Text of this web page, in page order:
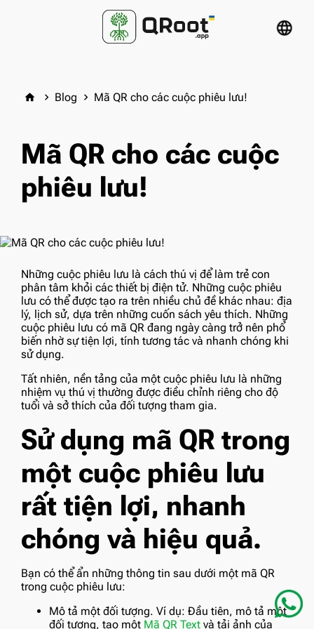
language
home keyboard_arrow_right Blog keyboard_arrow_right Mã QR cho các cuộc phiêu lưu!
Mã QR cho các cuộc
phiêu lưu!
Những cuộc phiêu lưu là cách thú vị để làm trẻ con
phân tâm khỏi các thiết bị điện tử. Những cuộc phiêu
lưu có thể được tạo ra trên nhiều chủ đề khác nhau: địa
lý, lịch sử, dựa trên những cuốn sách yêu thích. Những
cuộc phiêu lưu có mã QR đang ngày càng trở nên phổ
biến nhờ sự tiện lợi, tính tương tác và nhanh chóng khi
sử dụng.
Tất nhiên, nền tảng của một cuộc phiêu lưu là những
nhiệm vụ thú vị thường được điều chỉnh riêng cho độ
tuổi và sở thích của đối tượng tham gia.
Sử dụng mã QR trong
một cuộc phiêu lưu
rất tiện lợi, nhanh
chóng và hiệu quả.
Bạn có thể ẩn những thông tin sau dưới một mã QR
trong cuộc phiêu lưu:
Mô tả một đối tượng. Ví dụ: Đầu tiên, mô tả một
đối tượng, tạo một Mã QR Text và tải ảnh của